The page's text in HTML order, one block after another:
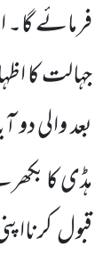
فرمائے
جہالت کا
بعد والی
ہڈی کا
قبول